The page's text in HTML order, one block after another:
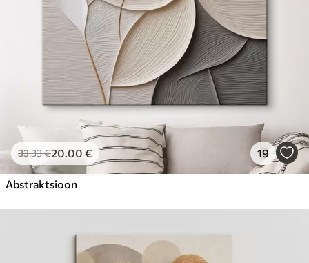
33.33€20.00 € 19
Abstraktsioon